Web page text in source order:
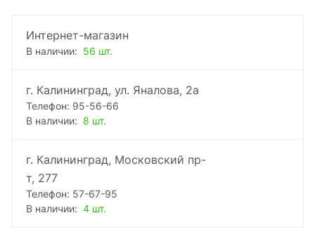
Интернет-магазин
В наличии: 56 шт.
г. Калининград, ул. Яналова, 2а
Телефон: 95-56-66
В наличии: 8 шт.
г. Калининград, Московский пр-
т, 277
Телефон: 57-67-95
В наличии: 4 шт.